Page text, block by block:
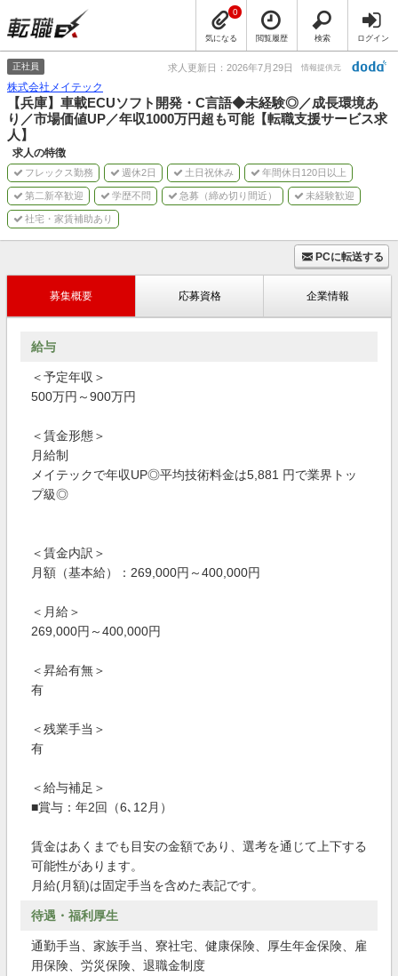
気になる
0
閲覧履歴 検索 ログイン
正社員 求人更新日：2026年7月29日 情報提供元
株式会社メイテック
【兵庫】車載ECUソフト開発・C言語◆未経験◎／成長環境あ
り／市場価値UP／年収1000万円超も可能【転職支援サービス求
人】
求人の特徴
フレックス勤務 週休2日 土日祝休み 年間休日120日以上
第二新卒歓迎 学歴不問 急募（締め切り間近） 未経験歓迎
社宅・家賃補助あり
PCに転送する
募集概要 応募資格 企業情報
給与
＜予定年収＞
500万円～900万円
＜賃金形態＞
月給制
メイテックで年収UP◎平均技術料金は5,881 円で業界トッ
プ級◎
＜賃金内訳＞
月額（基本給）：269,000円～400,000円
＜月給＞
269,000円～400,000円
＜昇給有無＞
有
＜残業手当＞
有
＜給与補足＞
■賞与：年2回（6､12月）
賃金はあくまでも目安の金額であり、選考を通じて上下する
可能性があります。
月給(月額)は固定手当を含めた表記です。
待遇・福利厚生
通勤手当、家族手当、寮社宅、健康保険、厚生年金保険、雇
用保険、労災保険、退職金制度